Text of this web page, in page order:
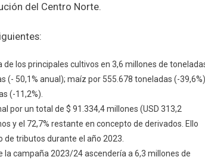
del Centro Norte.
los principales cultivos en 3,6 millones de
(- 50,1% anual); maíz por 555.678 toneladas (-
(-11,2%).
por un total de $ 91.334,4 millones (USD 313,2
y el 72,7% restante en concepto de derivados. Ello
de tributos durante el año 2023.
campaña 2023/24 ascendería a 6,3 millones de